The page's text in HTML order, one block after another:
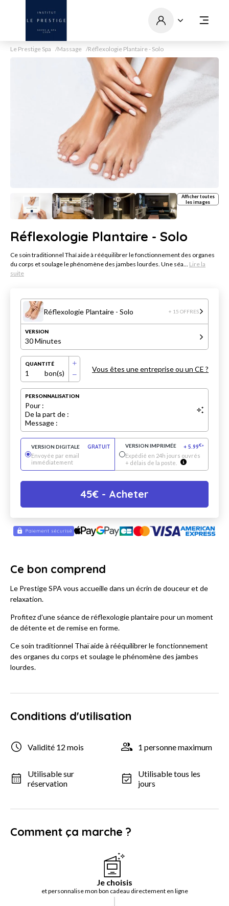
Le Prestige Spa Massage Réflexologie Plantaire - Solo
Afficher toutes
les images
Réflexologie Plantaire - Solo
C e soin traditionnel Thaï aide à rééquilibrer le fonctionnement des organes
du corps et soulage le phénomène des jambes lourdes. Une séa... Lire la
suite
Réflexologie Plantaire - Solo + 15 OFFRES
VERSION
30 Minutes
QUANTITÉ
1 bon(s) Vous êtes une entreprise ou un CE ?
PERSONNALISATION
Pour :
De la part de :
Message :
VERSION DIGITALE
GRATUIT
Envoyée par email
immédiatement
VERSION IMPRIMÉE + 5.99€*
Expédié en 24h jours ouvrés
+ délais de la poste.
45€ - Acheter
Ce bon comprend
Le Prestige SPA vous accueille dans un écrin de douceur et de
relaxation.
Profitez d'une séance de réflexologie plantaire pour un moment
de détente et de remise en forme.
Ce soin traditionnel Thaï aide à rééquilibrer le fonctionnement
des organes du corps et soulage le phénomène des jambes
lourdes.
Conditions d'utilisation
Validité 12 mois 1 personne maximum
Utilisable sur
réservation
Utilisable tous les
jours
Comment ça marche ?
Je choisis
et personnalise mon bon cadeau directement en ligne